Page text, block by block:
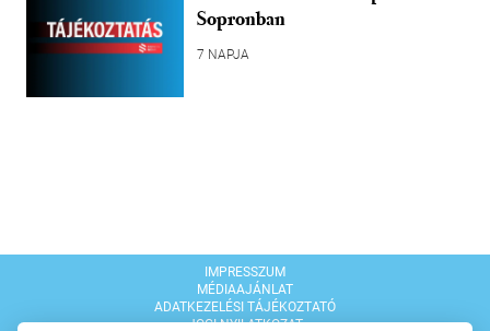
Sopronban
7 NAPJA
IMPRESSZUM
MÉDIAAJÁNLAT
ADATKEZELÉSI TÁJÉKOZTATÓ
JOGI NYILATKOZAT